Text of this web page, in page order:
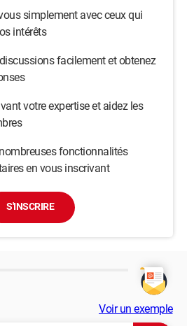
simplement avec ceux qui
intérêts
facilement et obtenez
votre expertise et aidez les
fonctionnalités
en vous inscrivant
S'INSCRIRE
Voir un exemple